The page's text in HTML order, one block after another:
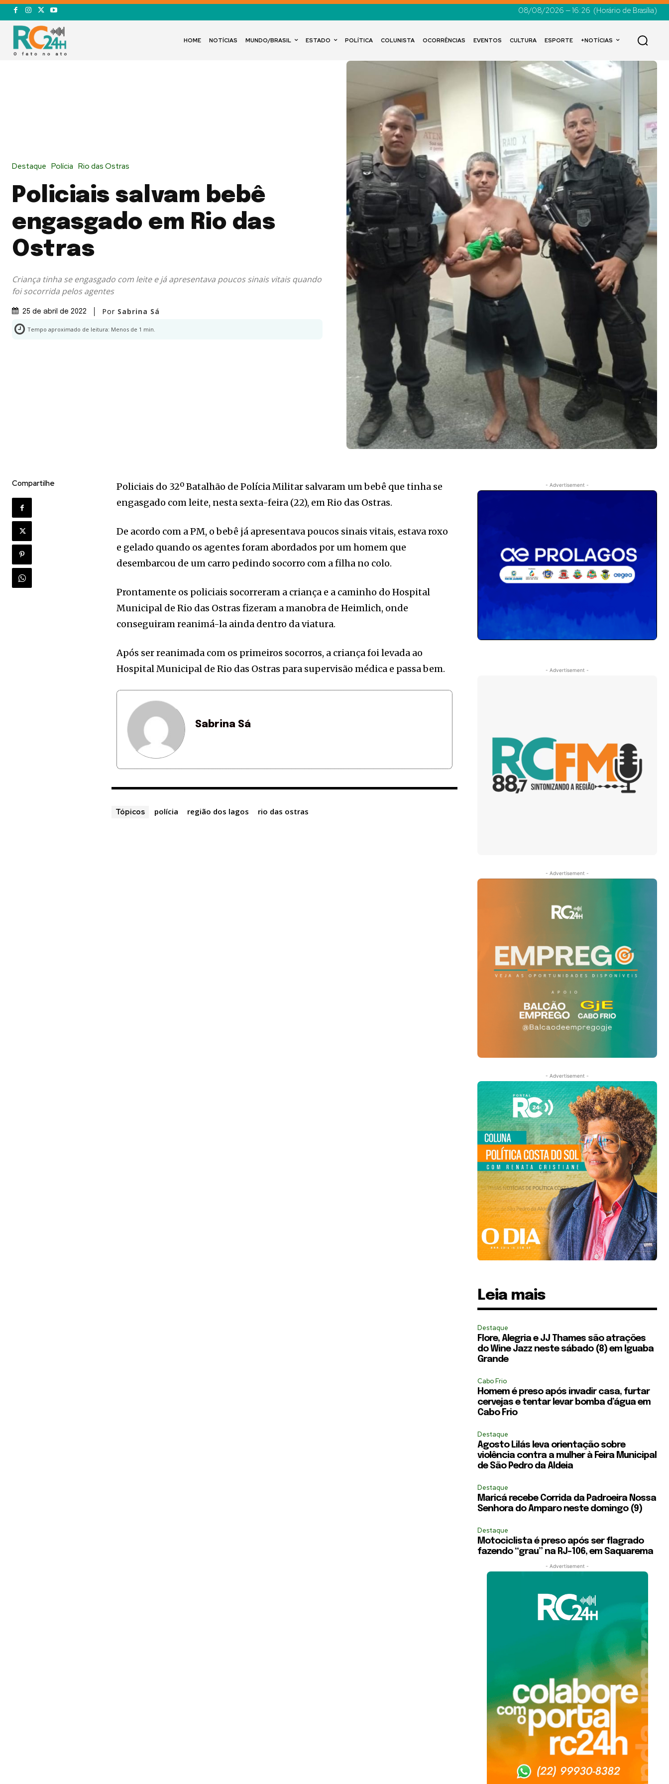
08/08/2026 — 16:26 (Horário de Brasília)
HOME NOTÍCIAS MUNDO/BRASIL ESTADO POLÍTICA COLUNISTA OCORRÊNCIAS EVENTOS CULTURA ESPORTE +NOTÍCIAS
Destaque Polícia Rio das Ostras
Policiais salvam bebê
engasgado em Rio das
Ostras
Criança tinha se engasgado com leite e já apresentava poucos sinais vitais quando
foi socorrida pelos agentes
25 de abril de 2022 Por Sabrina Sá
Tempo aproximado de leitura: Menos de 1 min.
Compartilhe
Policiais do 32º Batalhão de Polícia Militar salvaram um bebê que tinha se
engasgado com leite, nesta sexta-feira (22), em Rio das Ostras.
De acordo com a PM, o bebê já apresentava poucos sinais vitais, estava roxo
e gelado quando os agentes foram abordados por um homem que
desembarcou de um carro pedindo socorro com a filha no colo.
Prontamente os policiais socorreram a criança e a caminho do Hospital
Municipal de Rio das Ostras fizeram a manobra de Heimlich, onde
conseguiram reanimá-la ainda dentro da viatura.
Após ser reanimada com os primeiros socorros, a criança foi levada ao
Hospital Municipal de Rio das Ostras para supervisão médica e passa bem.
Sabrina Sá
Tópicos polícia região dos lagos rio das ostras
- Advertisement -
- Advertisement -
- Advertisement -
- Advertisement -
Leia mais
Destaque
Flore, Alegria e JJ Thames são atrações
do Wine Jazz neste sábado (8) em Iguaba
Grande
Cabo Frio
Homem é preso após invadir casa, furtar
cervejas e tentar levar bomba d’água em
Cabo Frio
Destaque
Agosto Lilás leva orientação sobre
violência contra a mulher à Feira Municipal
de São Pedro da Aldeia
Destaque
Maricá recebe Corrida da Padroeira Nossa
Senhora do Amparo neste domingo (9)
Destaque
Motociclista é preso após ser flagrado
fazendo “grau” na RJ-106, em Saquarema
- Advertisement -